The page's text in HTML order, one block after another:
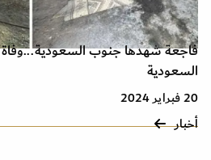
السعودية
20 فبراير 2024
أخبار